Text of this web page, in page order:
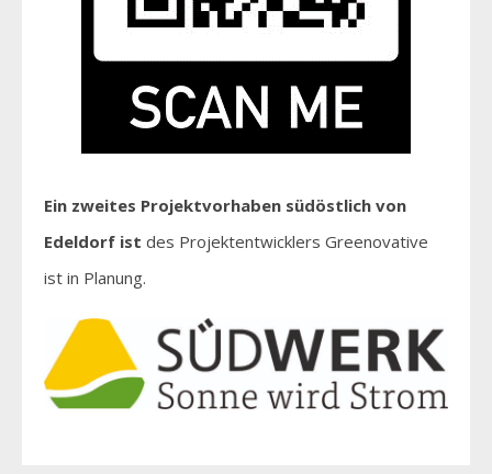
Ein zweites Projektvorhaben südöstlich von
Edeldorf ist des Projektentwicklers Greenovative
ist in Planung.